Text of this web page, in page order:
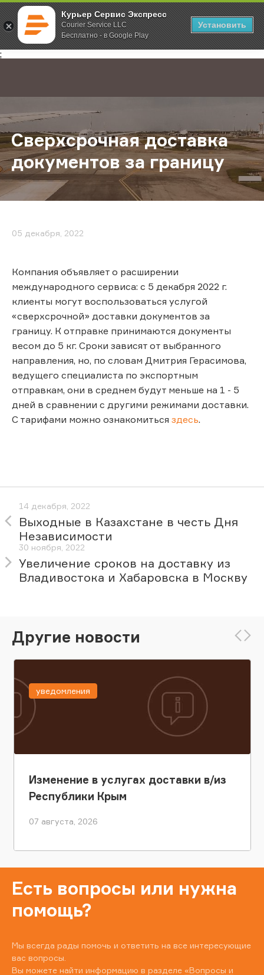
Курьер Сервис Экспресс
Courier Service LLC
Бесплатно - в Google Play
Установить
;
Главная О компании Новости Сверхсрочная доставка
Сверхсрочная доставка
документов за границу
05 декабря, 2022
Компания объявляет о расширении
международного сервиса: с 5 декабря 2022 г.
клиенты могут воспользоваться услугой
«сверхсрочной» доставки документов за
границу. К отправке принимаются документы
весом до 5 кг. Сроки зависят от выбранного
направления, но, по словам Дмитрия Герасимова,
ведущего специалиста по экспортным
отправкам, они в среднем будут меньше на 1 - 5
дней в сравнении с другими режимами доставки.
С тарифами можно ознакомиться здесь.
14 декабря, 2022
Выходные в Казахстане в честь Дня
Независимости
30 ноября, 2022
Увеличение сроков на доставку из
Владивостока и Хабаровска в Москву
Другие новости
Изменение в услугах доставки в/из
Республики Крым
07 августа, 2026
уведомления
Есть вопросы или нужна
помощь?
Мы всегда рады помочь и ответить на все интересующие
вас вопросы.
Вы можете найти информацию в разделе «Вопросы и